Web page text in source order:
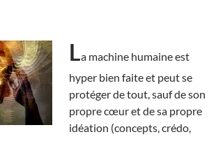
La machine humaine est
hyper bien faite et peut se
protéger de tout, sauf de son
propre cœur et de sa propre
idéation (concepts, crédo,